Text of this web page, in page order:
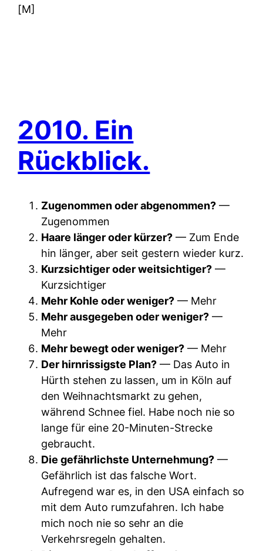
[M]
2010. Ein
Rückblick.
Zugenommen oder abgenommen? —
Zugenommen
Haare länger oder kürzer? — Zum Ende
hin länger, aber seit gestern wieder kurz.
Kurzsichtiger oder weitsichtiger? —
Kurzsichtiger
Mehr Kohle oder weniger? — Mehr
Mehr ausgegeben oder weniger? —
Mehr
Mehr bewegt oder weniger? — Mehr
Der hirnrissigste Plan? — Das Auto in
Hürth stehen zu lassen, um in Köln auf
den Weihnachtsmarkt zu gehen,
während Schnee fiel. Habe noch nie so
lange für eine 20-Minuten-Strecke
gebraucht.
Die gefährlichste Unternehmung? —
Gefährlich ist das falsche Wort.
Aufregend war es, in den USA einfach so
mit dem Auto rumzufahren. Ich habe
mich noch nie so sehr an die
Verkehrsregeln gehalten.